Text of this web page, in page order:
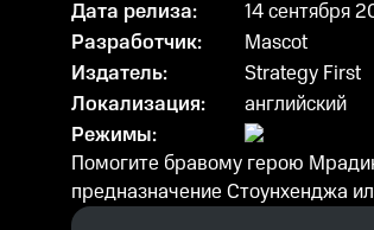
Дата релиза:
14 сентября
Разработчик:
Mascot
Издатель:
Strategy First
Локализация:
английский
Режимы:
Помогите бравому герою
предназначение Стоунхенджа